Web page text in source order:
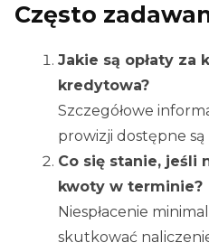
Często
Jakie są opłaty za
kredytowa?
Szczegółowe
prowizji dostępne
Co się stanie, jeśli
kwoty w terminie?
Niespłacenie
skutkować